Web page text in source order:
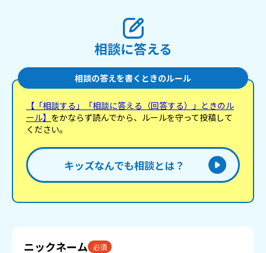
相談に答える
相談の答えを書くときのルール
【「相談する」「相談に答える（回答する）」ときのル
ール】 をかならず読んでから、ルールを守って投稿して
ください。
キッズなんでも相談とは？
ニックネーム 必須